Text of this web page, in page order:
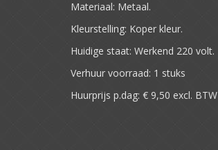
Materiaal: Metaal.
Kleurstelling: Koper kleur.
Huidige staat: Werkend 220 volt.
Verhuur voorraad: 1 stuks
Huurprijs p.dag: € 9,50 excl. BTW